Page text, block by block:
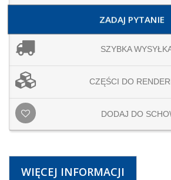
ZADAJ PYTANIE
SZYBKA
CZĘŚCI DO
DODAJ DO
WIĘCEJ INFORMACJI